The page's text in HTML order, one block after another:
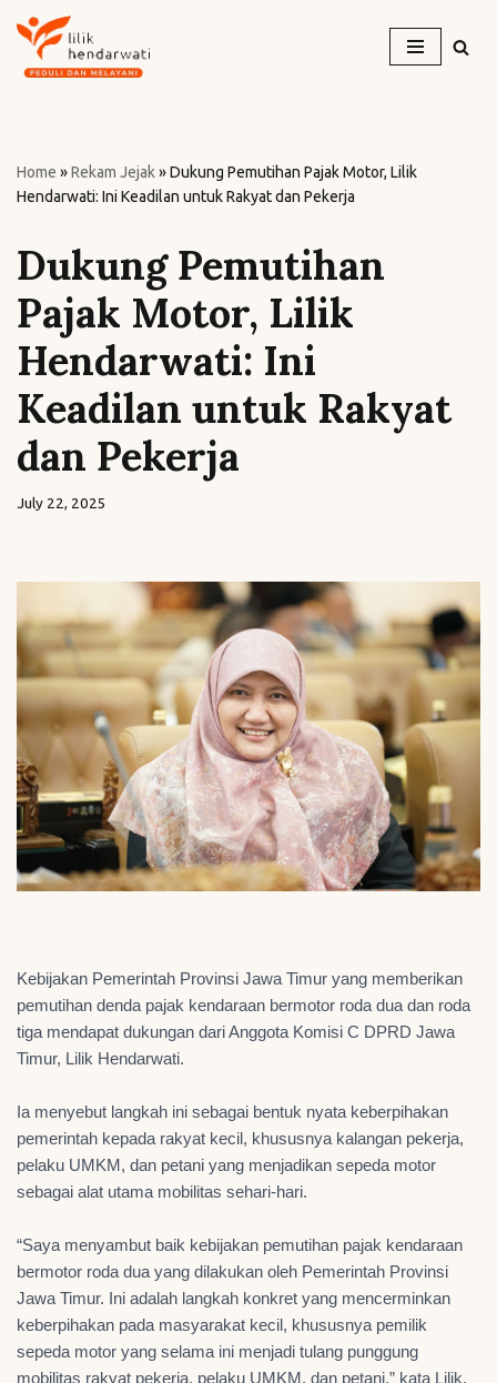
Skip
Home »Rekam Jejak»Dukung Pemutihan Pajak Motor, Lilik
Hendarwati: Ini Keadilan untuk Rakyat dan Pekerja
Dukung Pemutihan
Pajak Motor, Lilik
Hendarwati: Ini
Keadilan untuk Rakyat
dan Pekerja
July 22, 2025
Kebijakan Pemerintah Provinsi Jawa Timur yang memberikan
pemutihan denda pajak kendaraan bermotor roda dua dan roda
tiga mendapat dukungan dari Anggota Komisi C DPRD Jawa
Timur, Lilik Hendarwati.
Ia menyebut langkah ini sebagai bentuk nyata keberpihakan
pemerintah kepada rakyat kecil, khususnya kalangan pekerja,
pelaku UMKM, dan petani yang menjadikan sepeda motor
sebagai alat utama mobilitas sehari-hari.
“Saya menyambut baik kebijakan pemutihan pajak kendaraan
bermotor roda dua yang dilakukan oleh Pemerintah Provinsi
Jawa Timur. Ini adalah langkah konkret yang mencerminkan
keberpihakan pada masyarakat kecil, khususnya pemilik
sepeda motor yang selama ini menjadi tulang punggung
mobilitas rakyat pekerja, pelaku UMKM, dan petani,” kata Lilik.